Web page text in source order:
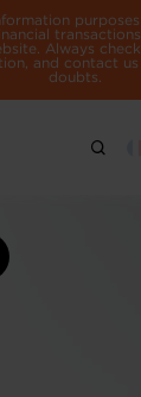
Always
and contact
doubts.